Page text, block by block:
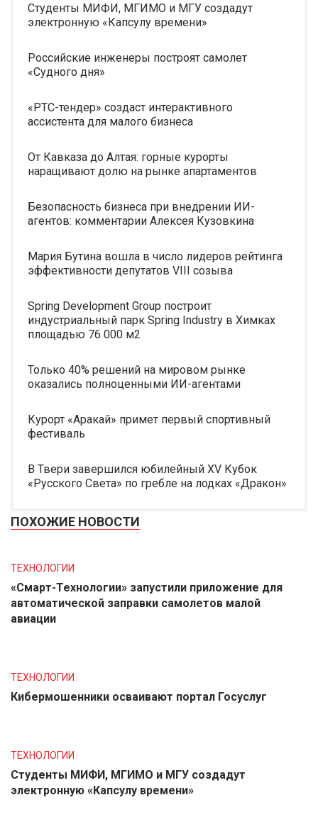
Студенты МИФИ, МГИМО и МГУ создадут
электронную «Капсулу времени»
Российские инженеры построят самолет
«Судного дня»
«РТС-тендер» создаст интерактивного
ассистента для малого бизнеса
От Кавказа до Алтая: горные курорты
наращивают долю на рынке апартаментов
Безопасность бизнеса при внедрении ИИ-
агентов: комментарии Алексея Кузовкина
Мария Бутина вошла в число лидеров рейтинга
эффективности депутатов VIII созыва
Spring Development Group построит
индустриальный парк Spring Industry в Химках
площадью 76 000 м2
Только 40% решений на мировом рынке
оказались полноценными ИИ-агентами
Курорт «Аракай» примет первый спортивный
фестиваль
В Твери завершился юбилейный XV Кубок
«Русского Света» по гребле на лодках «Дракон»
ПОХОЖИЕ НОВОСТИ
ТЕХНОЛОГИИ
«Смарт-Технологии» запустили приложение для
автоматической заправки самолетов малой
авиации
ТЕХНОЛОГИИ
Кибермошенники осваивают портал Госуслуг
ТЕХНОЛОГИИ
Студенты МИФИ, МГИМО и МГУ создадут
электронную «Капсулу времени»